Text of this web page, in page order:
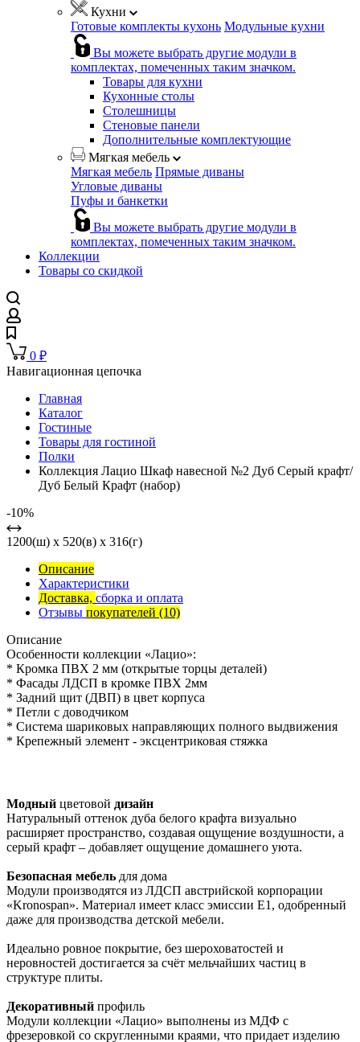
Кухни
Готовые комплекты кухонь Модульные кухни
Вы можете выбрать другие модули в
комплектах, помеченных таким значком.
Товары для кухни
Кухонные столы
Столешницы
Стеновые панели
Дополнительные комплектующие
Мягкая мебель
Мягкая мебель Прямые диваны
Угловые диваны
Пуфы и банкетки
Вы можете выбрать другие модули в
комплектах, помеченных таким значком.
Коллекции
Товары со скидкой
0 ₽
Навигационная цепочка
Главная
Каталог
Гостиные
Товары для гостиной
Полки
Коллекция Лацио Шкаф навесной №2 Дуб Серый крафт/
Дуб Белый Крафт (набор)
-10%
1200(ш) x 520(в) x 316(г)
Описание
Характеристики
Доставка, сборка и оплата
Отзывы покупателей (10)
Описание
Особенности коллекции «Лацио»:
* Кромка ПВХ 2 мм (открытые торцы деталей)
* Фасады ЛДСП в кромке ПВХ 2мм
* Задний щит (ДВП) в цвет корпуса
* Петли с доводчиком
* Система шариковых направляющих полного выдвижения
* Крепежный элемент - эксцентриковая стяжка
Модный цветовой дизайн
Натуральный оттенок дуба белого крафта визуально
расширяет пространство, создавая ощущение воздушности, а
серый крафт – добавляет ощущение домашнего уюта.
Безопасная мебель для дома
Модули производятся из ЛДСП австрийской корпорации
«Kronospan». Материал имеет класс эмиссии Е1, одобренный
даже для производства детской мебели.
Идеально ровное покрытие, без шероховатостей и
неровностей достигается за счёт мельчайших частиц в
структуре плиты.
Декоративный профиль
Модули коллекции «Лацио» выполнены из МДФ с
фрезеровкой со скругленными краями, что придает изделию